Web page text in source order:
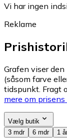
Vi har ingen
Reklame
Grafen viser
(såsom farve
tidspunkt. Fragt
mere om prisens
Vælg butik
3 mdr
6 mdr 1